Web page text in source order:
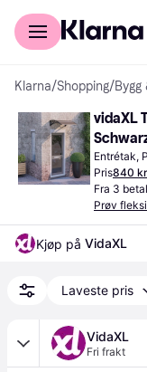
For kunder
Klarna/Shopping/Bygg
vidaXL
Entrétak,
Pris840 kr
Fra 3
Prøv
Kjøp på VidaXL
Laveste pris
VidaXL
Fri frakt